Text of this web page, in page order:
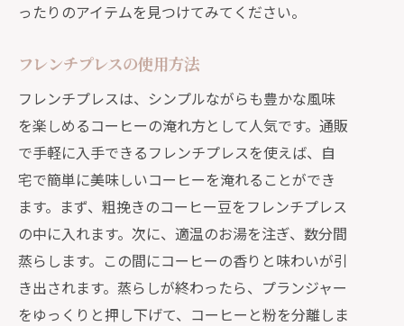
ったりのアイテムを見つけてみてください。
フレンチプレスの使用方法
フレンチプレスは、シンプルながらも豊かな風味
を楽しめるコーヒーの淹れ方として人気です。通販
で手軽に入手できるフレンチプレスを使えば、自
宅で簡単に美味しいコーヒーを淹れることができ
ます。まず、粗挽きのコーヒー豆をフレンチプレス
の中に入れます。次に、適温のお湯を注ぎ、数分間
蒸らします。この間にコーヒーの香りと味わいが引
き出されます。蒸らしが終わったら、プランジャー
をゆっくりと押し下げて、コーヒーと粉を分離しま